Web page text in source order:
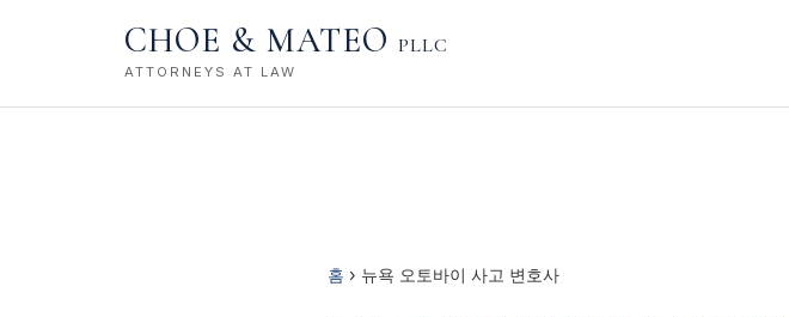
CHOE & MATEO PLLC
ATTORNEYS AT LAW
홈 › 뉴욕 오토바이 사고 변호사